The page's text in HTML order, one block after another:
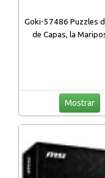
Goki-57486 Puzzles
de Capas, la
Mostrar